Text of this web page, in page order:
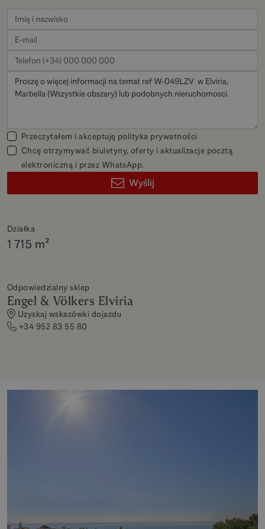
Działka
1 715 m²
Odpowiedzialny sklep
Engel & Völkers Elviria
Uzyskaj wskazówki dojazdu
+34 952 83 55 80
Przeczytałem i akceptuję polityka prywatności
Chcę otrzymywać biuletyny, oferty i aktualizacje pocztą
elektroniczną i przez WhatsApp.
Wyślij